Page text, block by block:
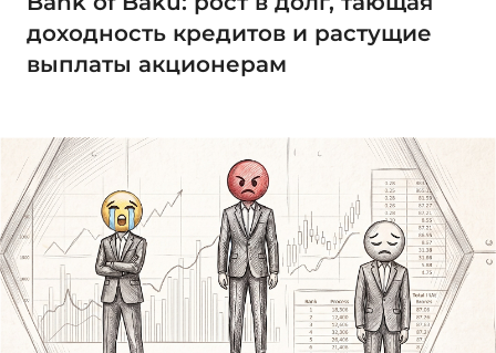
доходность кредитов и растущие
выплаты акционерам